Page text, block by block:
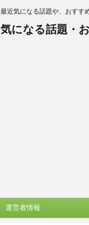
最近気になる話題や、おすす
気になる話題・
運営者情報